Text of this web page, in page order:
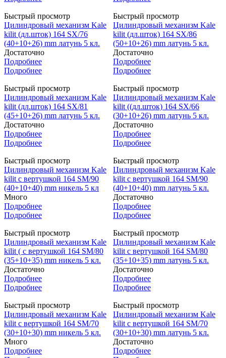
Быстрый просмотр
Цилиндровый механизм Kale
kilit (дл.шток) 164 SX/76
(40+10+26) mm латунь 5 кл.
Достаточно
Подробнее
Подробнее
Быстрый просмотр
Цилиндровый механизм Kale
kilit (дл.шток) 164 SX/86
(50+10+26) mm латунь 5 кл.
Достаточно
Подробнее
Подробнее
Быстрый просмотр
Цилиндровый механизм Kale
kilit (дл.шток) 164 SX/81
(45+10+26) mm латунь 5 кл.
Достаточно
Подробнее
Подробнее
Быстрый просмотр
Цилиндровый механизм Kale
kilit ((дл.шток) 164 SX/66
(30+10+26) mm латунь 5 кл.
Достаточно
Подробнее
Подробнее
Быстрый просмотр
Цилиндровый механизм Kale
kilit с вертушкой 164 SM/90
(40+10+40) mm никель 5 кл
Много
Подробнее
Подробнее
Быстрый просмотр
Цилиндровый механизм Kale
kilit с вертушкой 164 SM/90
(40+10+40) mm латунь 5 кл.
Достаточно
Подробнее
Подробнее
Быстрый просмотр
Цилиндровый механизм Kale
kilit ( с вертушкой 164 SM/80
(35+10+35) mm никель 5 кл.
Достаточно
Подробнее
Подробнее
Быстрый просмотр
Цилиндровый механизм Kale
kilit с вертушкой 164 SM/80
(35+10+35) mm латунь 5 кл.
Достаточно
Подробнее
Подробнее
Быстрый просмотр
Цилиндровый механизм Kale
kilit с вертушкой 164 SM/70
(30+10+30) mm никель 5 кл.
Много
Подробнее
Быстрый просмотр
Цилиндровый механизм Kale
kilit с вертушкой 164 SM/70
(30+10+30) mm латунь 5 кл.
Достаточно
Подробнее